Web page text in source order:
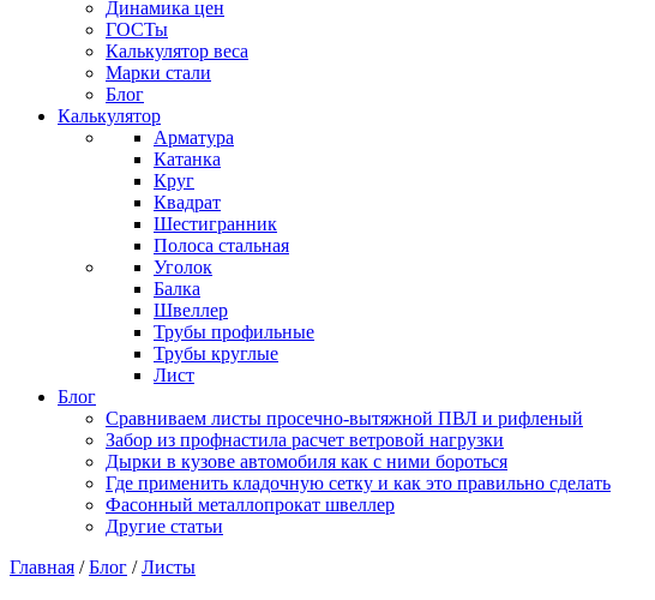
Динамика цен
ГОСТы
Калькулятор веса
Марки стали
Блог
Калькулятор
Арматура
Катанка
Круг
Квадрат
Шестигранник
Полоса стальная
Уголок
Балка
Швеллер
Трубы профильные
Трубы круглые
Лист
Блог
Сравниваем листы просечно-вытяжной ПВЛ и рифленый
Забор из профнастила расчет ветровой нагрузки
Дырки в кузове автомобиля как с ними бороться
Где применить кладочную сетку и как это правильно сделать
Фасонный металлопрокат швеллер
Другие статьи
Главная /Блог /Листы